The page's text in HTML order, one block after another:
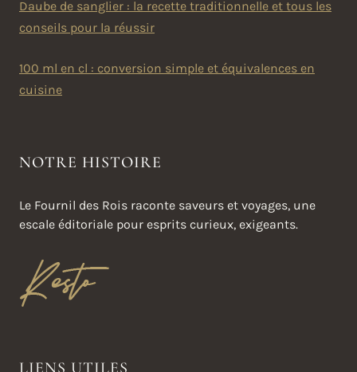
Daube de sanglier : la recette traditionnelle et tous les
conseils pour la réussir
100 ml en cl : conversion simple et équivalences en
cuisine
NOTRE HISTOIRE
Le Fournil des Rois raconte saveurs et voyages, une
escale éditoriale pour esprits curieux, exigeants.
LIENS UTILES